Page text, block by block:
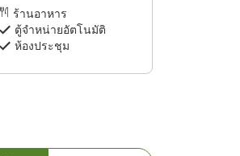
ร้านอาหาร
ตู้จำหน่ายอัตโนมัติ
ห้องประชุม